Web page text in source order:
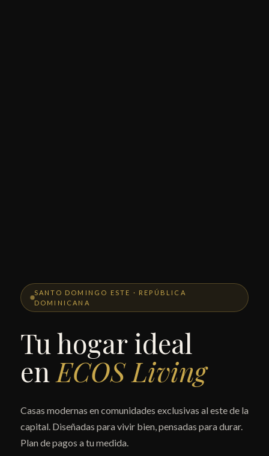
SANTO DOMINGO ESTE · REPÚBLICA
DOMINICANA
Tu hogar ideal
en ECOS Living
Casas modernas en comunidades exclusivas al este de la
capital. Diseñadas para vivir bien, pensadas para durar.
Plan de pagos a tu medida.